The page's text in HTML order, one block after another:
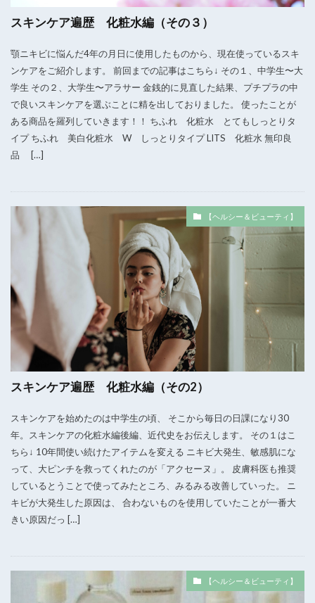
スキンケア遍歴 化粧水編（その３）
顎ニキビに悩んだ4年の月日に使用したものから、現在使っているスキ
ンケアをご紹介します。 前回までの記事はこちら↓ その１、中学生〜大
学生 その２、大学生〜アラサー 金銭的に見直した結果、プチプラの中
で良いスキンケアを選ぶことに精を出しておりました。 使ったことが
ある商品を羅列していきます！！ ちふれ 化粧水 とてもしっとりタ
イプ ちふれ 美白化粧水 W しっとりタイプ LITS 化粧水 無印良
品 […]
【ヘルシー＆ビューティ】
スキンケア遍歴 化粧水編（その2）
スキンケアを始めたのは中学生の頃、 そこから毎日の日課になり30
年。スキンケアの化粧水編後編、近代史をお伝えします。 その１はこ
ちら↓ 10年間使い続けたアイテムを変える ニキビ大発生、敏感肌にな
って、大ピンチを救ってくれたのが「アクセーヌ」。 皮膚科医も推奨
しているとうことで使ってみたところ、みるみる改善していった。 ニ
キビが大発生した原因は、 合わないものを使用していたことが一番大
きい原因だっ […]
【ヘルシー＆ビューティ】